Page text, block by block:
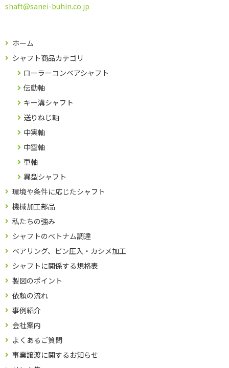
shaft@sanei-buhin.co.jp
ホーム
シャフト商品カテゴリ
ローラーコンベアシャフト
伝動軸
キー溝シャフト
送りねじ軸
中実軸
中空軸
車軸
異型シャフト
環境や条件に応じたシャフト
機械加工部品
私たちの強み
シャフトのベトナム調達
ベアリング、ピン圧入・カシメ加工
シャフトに関係する規格表
製図のポイント
依頼の流れ
事例紹介
会社案内
よくあるご質問
事業譲渡に関するお知らせ